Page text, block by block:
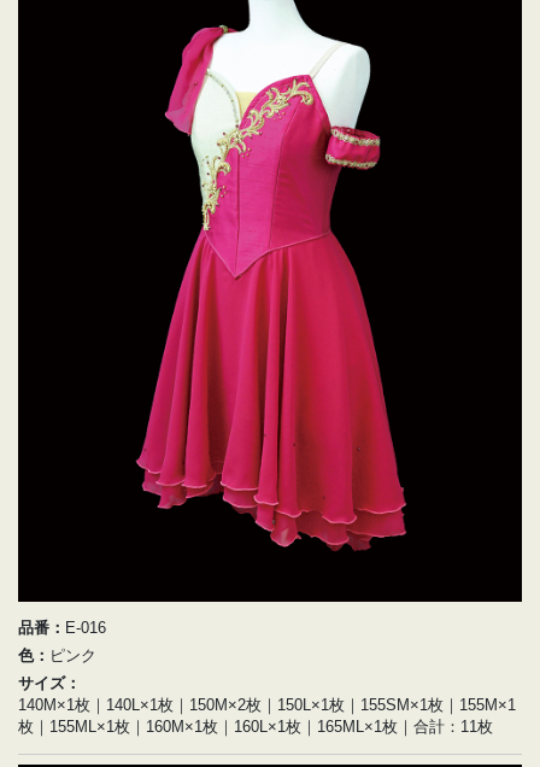
品番： E-016
色： ピンク
サイズ：
140M×1枚｜140L×1枚｜150M×2枚｜150L×1枚｜155SM×1枚｜155M×1
枚｜155ML×1枚｜160M×1枚｜160L×1枚｜165ML×1枚｜合計：11枚